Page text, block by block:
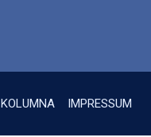
KOLUMNA IMPRESSUM